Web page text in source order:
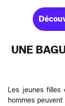
UNE
Les jeunes filles
hommes